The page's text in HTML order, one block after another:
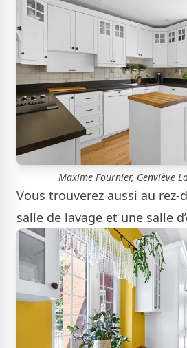
Maxime Fournier, Genviève
Vous trouverez aussi au rez-
salle de lavage et une salle